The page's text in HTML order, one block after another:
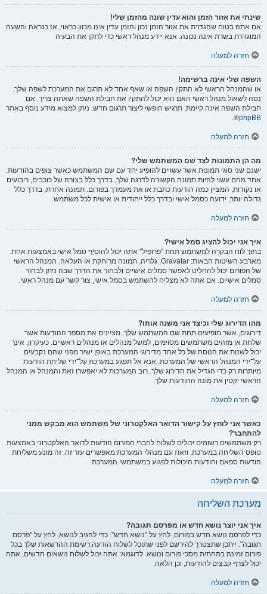
שינתי את אזור הזמן והוא עדין שונה מהזמן שלי!
אם אתה בטוח שהגדרת את אזור הזמן נכון והזמן עדין אינו מכוון כראוי, אז כנראה והשעה
המוגדרת בשרת אינה נכונה. אנא יידע מנהל ראשי כדי לתקן את הבעיה
חזרה למעלה
השפה שלי אינה ברשימה!
או שהמנהל הראשי לא התקין השפה או שאף אחד לא תרגם את המערכת לשפה שלך.
נסה לשאול מנהל ראשי האם הוא יכול להתקין את חבילת השפה שאתה צריך. אם
חבילת השפה אינה קיימת, תרגיש חופשי ליצור תרגום חדש. ניתן למצוא מידע נוסף באתר
phpBB
®.
חזרה למעלה
מה הן התמונות לצד שם המשתמש שלי?
ישנם שני סוגי תמונות אשר עשויים להופיע יחד עם שם המשתמש כאשר צופים בהודעות.
אחד מהם עשוי להיות תמונה הקשורה לדרגה שלך, בדרך כלל בצורה של כוכבים, ריבועים
או נקודות, המציין כמה הודעות כתבת או את מעמדך בפורום. תמונה אחרת, בדרך כלל
גדולה יותר, ידועה כסמל אישי ובדרך כלל ייחודית או אישית לכל משתמש.
חזרה למעלה
איך אני יכול להציג סמל אישי?
בתוך לוח הבקרה למשתמש תחת "פרופיל" אתה יכול להוסיף סמל אישי באמצעות אחת
מארבע השיטות הבאות: Gravatar, גלריה, תמונה מרוחקת או העלאה. המנהל הראשי
של הפורום יכול להחליט לאפשר סמלים אישיים ולבחור את הדרך שבה ניתן לבחור
סמלים אישיים. אם אתה לא מצליח להשתמש בסמל אישי, צור קשר עם מנהל ראשי.
חזרה למעלה
מהו הדירוג שלי וכיצד אני משנה אותו?
דירוגים, אשר מופיעים תחת שם המשתמש שלך, מציינים את מספר ההודעות אשר
שלחת או מזהים משתמשים מסוימים, למשל מנהלים או מנהלים ראשיים. כעיקרון, אינך
יכול לשנות את הנוסח של כל אחד מדירוגי המערכת באופן ישיר מפני שהם נקבעים
על־ידי המנהל הראשי של המערכת. אנא אל תפגע במערכת על־ידי שליחת הודעות
מיותרות רק כדי הגדיל את הדירוג שלך. רוב המערכות לא יאפשרו זאת והמנהל או המנהל
הראשי יקטין את מונה ההודעות שלך.
חזרה למעלה
כאשר אני לוחץ על קישור הדואר האלקטרוני של משתמש הוא מבקש ממני
להתחבר?
רק משתמשים רשומים יכולים לשלוח לחברי הפורום הודעות לדואר האלקטרוני באמצעות
טופס השליחה במערכת, וזאת עם מנהלי המערכת מאפשרים עזר זה. זה מונע משליחת
הודעות ספאם והודעות היכולות לפגוע במשתמשי המערכת.
חזרה למעלה
מערכת השליחה
איך אני יוצר נושא חדש או מפרסם תגובה?
כדי לפרסם נושא חדש בפורום, לחץ על "נושא חדש". כדי להגיב לנושא, לחץ על "פרסם
תגובה". ייתכן שתצטרך להירשם לפני שתוכל לשלוח הודעה.רשימת ההרשאות שלך בכל
פורום זמינה בתחתית מסכי פורום ונושא. לדוגמא: אתה יכול לשלוח נושאים חדשים, אתה
יכול לצרף קבצים להודעות, וכן הלאה.
חזרה למעלה